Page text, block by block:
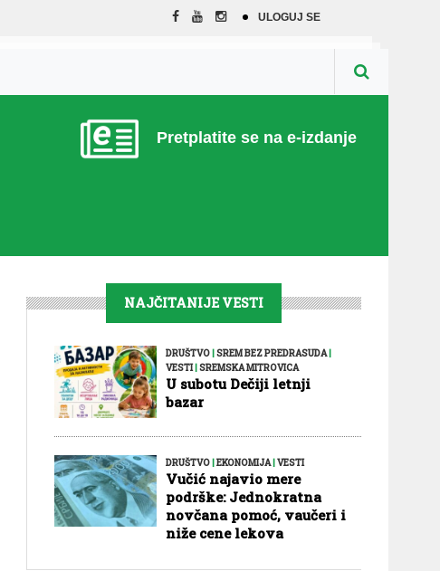
ULOGUJ SE
Pretplatite se na e-izdanje
NAJČITANIJE VESTI
DRUŠTVO|SREM BEZ PREDRASUDA|
VESTI|SREMSKA MITROVICA
U subotu Dečiji letnji
bazar
DRUŠTVO|EKONOMIJA|VESTI
Vučić najavio mere
podrške: Jednokratna
novčana pomoć, vaučeri i
niže cene lekova